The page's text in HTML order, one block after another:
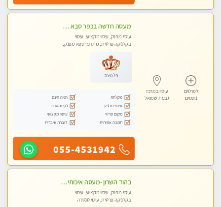
לפרטים
נוספים
עיסוי במרכז
גבעת שמואל
מעסה חדשה בכפר סבא כל סוגי העיסויים מעסה מקצועית ואיכותית פרטי!!!מומלץ לחלוטין!! ללא מין !
עיסוי מפנק, עיסוי מקצועי, עיסוי
בקלניקה פרטית, מתחמי ספא מפנק,
פלטינה
מקלחת
חניה חינם
עיסוי מרגיע
נקי ומסודר
מקום פרטי
עיסוי מקצועי
תמונה אמיתית
דוברת עיברית
055-4531942
בהוד השרון -מעסה איכותית למאסז מקצועי ומפנק לכל שרירי הגוף
עיסוי מפנק, עיסוי מקצועי, עיסוי
בקלניקה פרטית, עיסוי טנטרה